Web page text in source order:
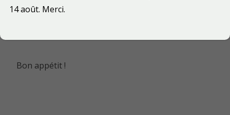
à sept en tant qu’accompagnement)
Bon appétit !
14 août. Merci.